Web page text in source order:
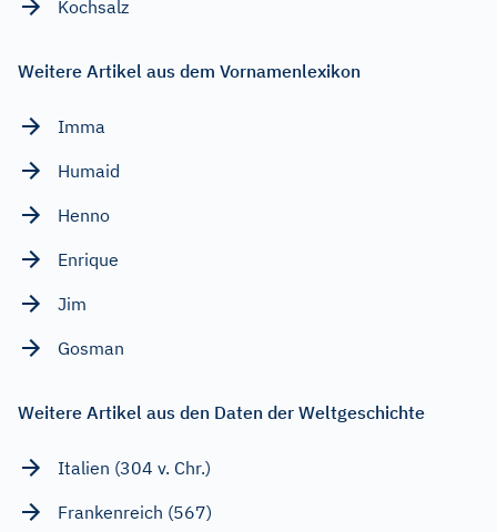
Kochsalz
Weitere Artikel aus dem Vornamenlexikon
Imma
Humaid
Henno
Enrique
Jim
Gosman
Weitere Artikel aus den Daten der Weltgeschichte
Italien (304 v. Chr.)
Frankenreich (567)